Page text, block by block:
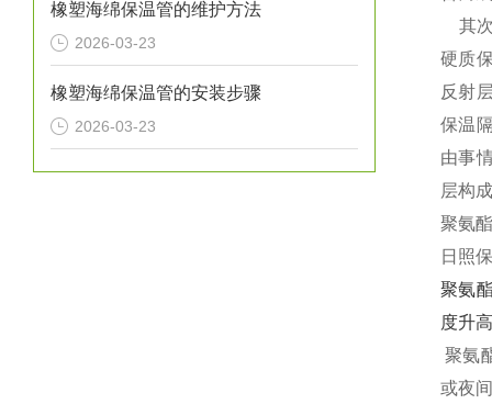
橡塑海绵保温管的维护方法
2026-03-23
橡塑海绵保温管的安装步骤
2026-03-23
其次
硬质
反射
保温
由事
层构
聚氨
日照
聚氨
度升
聚氨
或夜